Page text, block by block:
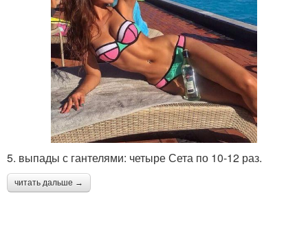
5. выпады с гантелями: четыре Сета по 10-12 раз.
читать дальше →